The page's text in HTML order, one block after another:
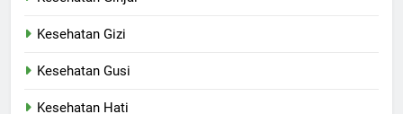
Kesehatan Gizi
Kesehatan Gusi
Kesehatan Hati